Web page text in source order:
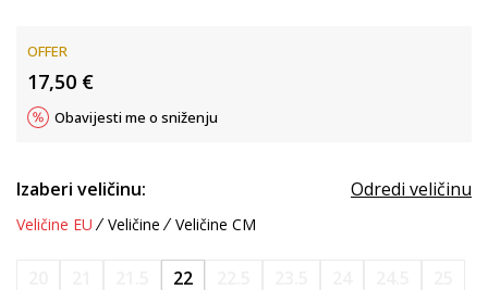
OFFER
17,50 €
Obavijesti me o sniženju
Izaberi veličinu: Odredi veličinu
Veličine EU Veličine Veličine CM
22